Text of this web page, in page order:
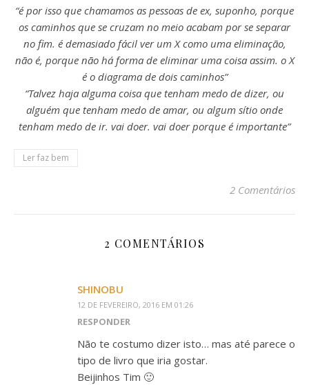
“é por isso que chamamos as pessoas de ex, suponho, porque
os caminhos que se cruzam no meio acabam por se separar
no fim. é demasiado fácil ver um X como uma eliminação,
não é, porque não há forma de eliminar uma coisa assim. o X
é o diagrama de dois caminhos”
“Talvez haja alguma coisa que tenham medo de dizer, ou
alguém que tenham medo de amar, ou algum sítio onde
tenham medo de ir. vai doer. vai doer porque é importante”
Ler faz bem
2 Comentários
2 COMENTÁRIOS
SHINOBU
12 DE FEVEREIRO, 2016 EM 01:26
RESPONDER
Não te costumo dizer isto… mas até parece o
tipo de livro que iria gostar.
Beijinhos Tim 🙂